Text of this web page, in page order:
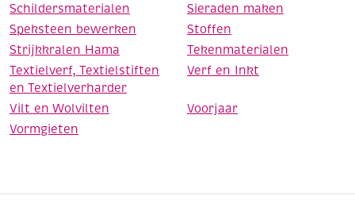
Schildersmaterialen
Sieraden maken
Speksteen bewerken
Stoffen
Strijkkralen Hama
Tekenmaterialen
Textielverf, Textielstiften
en Textielverharder
Verf en Inkt
Vilt en Wolvilten
Voorjaar
Vormgieten